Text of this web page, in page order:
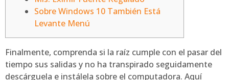
Sobre Windows 10 También Está
Levante Menú
Finalmente, comprenda si la raíz cumple con el pasar del
tiempo sus salidas y no ha transpirado seguidamente
descárguela e instálela sobre el computadora. Aquí